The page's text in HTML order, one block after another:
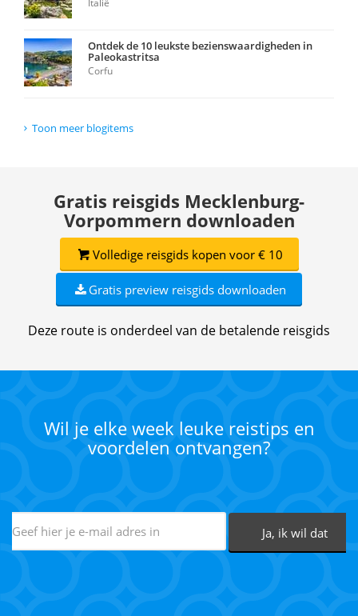
Ontdek de 10 leukste bezienswaardigheden in
Paleokastritsa
Corfu
Toon meer blogitems
Gratis reisgids Mecklenburg-
Vorpommern downloaden
Volledige reisgids kopen voor € 10
Gratis preview reisgids downloaden
Deze route is onderdeel van de betalende reisgids
Wil je elke week leuke reistips en
voordelen ontvangen?